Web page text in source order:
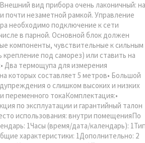
вид прибора очень лаконичный: на
почти незаметной рамкой. Управление
необходимо подключение к сети
в парной. Основной блок должен
компоненты, чувствительные к сильным
под саморез) или ставить на
Два термощупа для измерения
которых составляет 5 метров• Большой
о слишком высоких и низких
переменного токаКомплектация:•
по эксплуатации и гарантийный талон
использования: внутри помещенияПо
1Часы (время/дата/календарь):
характеристики: 1Дополнительно: 2